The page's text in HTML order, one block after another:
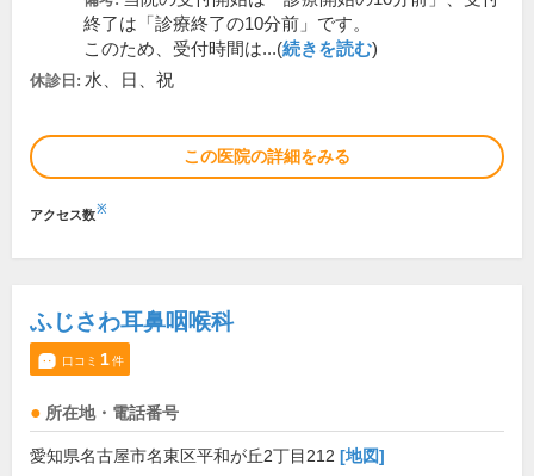
終了は「診療終了の10分前」です。
このため、受付時間は...(続きを読む)
休診日: 水、日、祝
この医院の詳細をみる
アクセス数※
ふじさわ耳鼻咽喉科
口コミ 1件
所在地・電話番号
愛知県名古屋市名東区平和が丘2丁目212 [地図]